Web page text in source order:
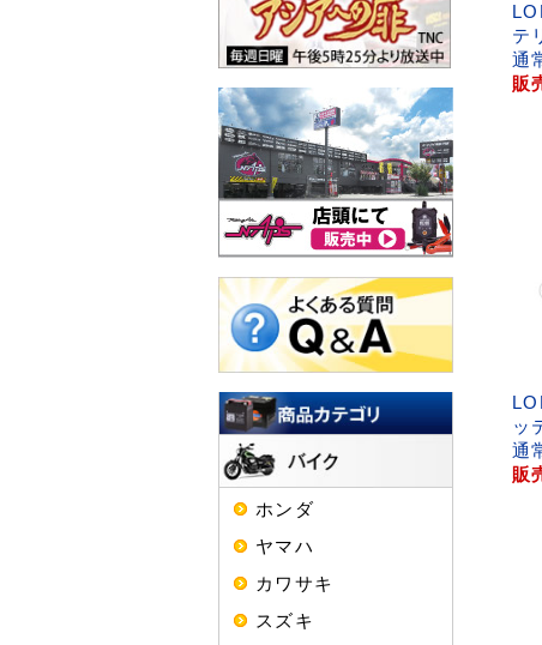
テ
通
販
ッ
通
販
ホンダ
ヤマハ
カワサキ
スズキ